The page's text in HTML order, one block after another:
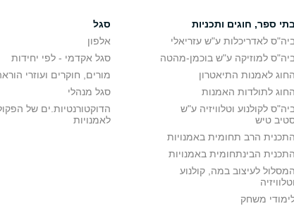
ספר, חוגים ותכניות
לאדריכלות ע"ש עזריאלי
למוזיקה ע"ש בוכמן-מהטה
החוג לאמנות התיאטרון
החוג לתולדות האמנות
לקולנוע וטלוויזיה ע"ש
טיש
התכנית הרב תחומית באמנויות
התכנית הבינתחומית באמנויות
המסלול לעיצוב במה, קולנוע
וטלוויזיה
משחק
סגל
אלפון
סגל אקדמי - לפי יחידות
מורים, חוקרים ועוזרי
סגל מנהלי
הדוקטורנטיות.ים של
לאמנויות